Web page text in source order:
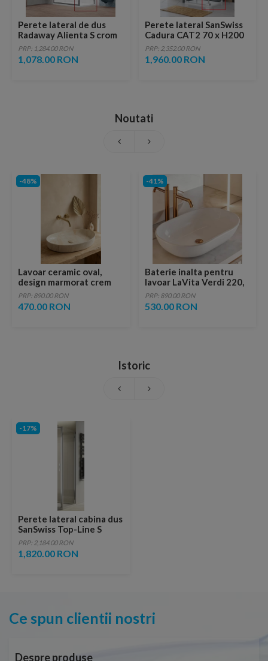
Perete lateral de dus
Radaway Alienta S crom
lucios 90 cm
PRP: 1,284.00 RON
1,078.00 RON
Perete lateral SanSwiss
Cadura CAT2 70 x H200
cm
PRP: 2,352.00 RON
1,960.00 RON
Noutati
-48%
Lavoar ceramic oval,
design marmorat crem
lucios cu vene aurii,
ventil inclus
PRP: 890.00 RON
470.00 RON
-41%
Baterie inalta pentru
lavoar LaVita Verdi 220,
fara ventil, brushed
copper
PRP: 890.00 RON
530.00 RON
Istoric
-17%
Perete lateral cabina dus
SanSwiss Top-Line S
TOPF2, 120xH200 cm
PRP: 2,184.00 RON
1,820.00 RON
Ce spun clientii nostri
Despre produse